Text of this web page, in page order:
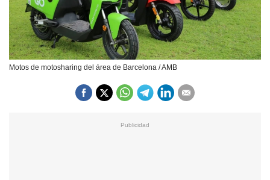
Motos de motosharing del área de Barcelona / AMB